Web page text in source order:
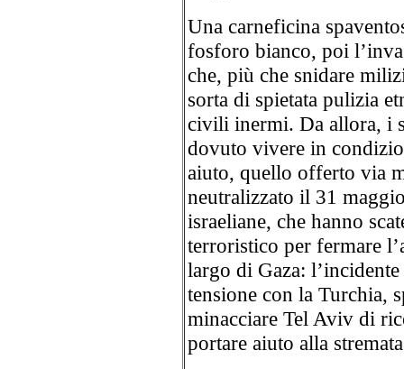
Una carneficina
fosforo bianco, poi
che, più che snidare
sorta di spietata pulizia
civili inermi. Da allora, i
dovuto vivere in
aiuto, quello offerto via
neutralizzato il 31
israeliane, che hanno
terroristico per fermare
largo di Gaza:
tensione con la Turchia,
minacciare Tel Aviv di
portare aiuto alla